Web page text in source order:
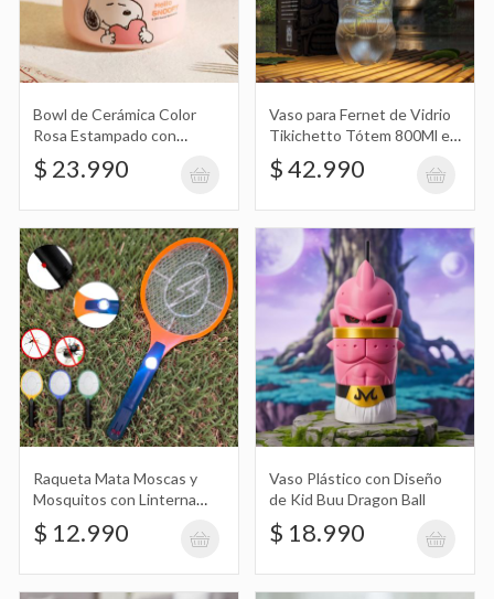
Vaso Plástico con Diseño de Kid Buu
Dragon Ball
$ 18.990
Unicornios y Sorbete de Silicona
$ 19.490
Vaso Térmico con Diseño de Gato
Negro, Animales y Sorbete de Silicona
$ 19.490
Vaso Plástico con Diseño de Hamm,
Chancho, Cerdo Toy Story
$ 18.990
Bowl de Cerámica Color
Rosa Estampado con
Diseño de Snoopy y Tapa
de Plástico Hermético
$ 23.990
Vaso para Fernet de Vidrio
Tikichetto Tótem 800Ml en
Caja con Sorbete
$ 42.990
Raqueta Mata Moscas y
Mosquitos con Linterna
Recargable Micro Usb
$ 12.990
Vaso Plástico con Diseño
de Kid Buu Dragon Ball
$ 18.990